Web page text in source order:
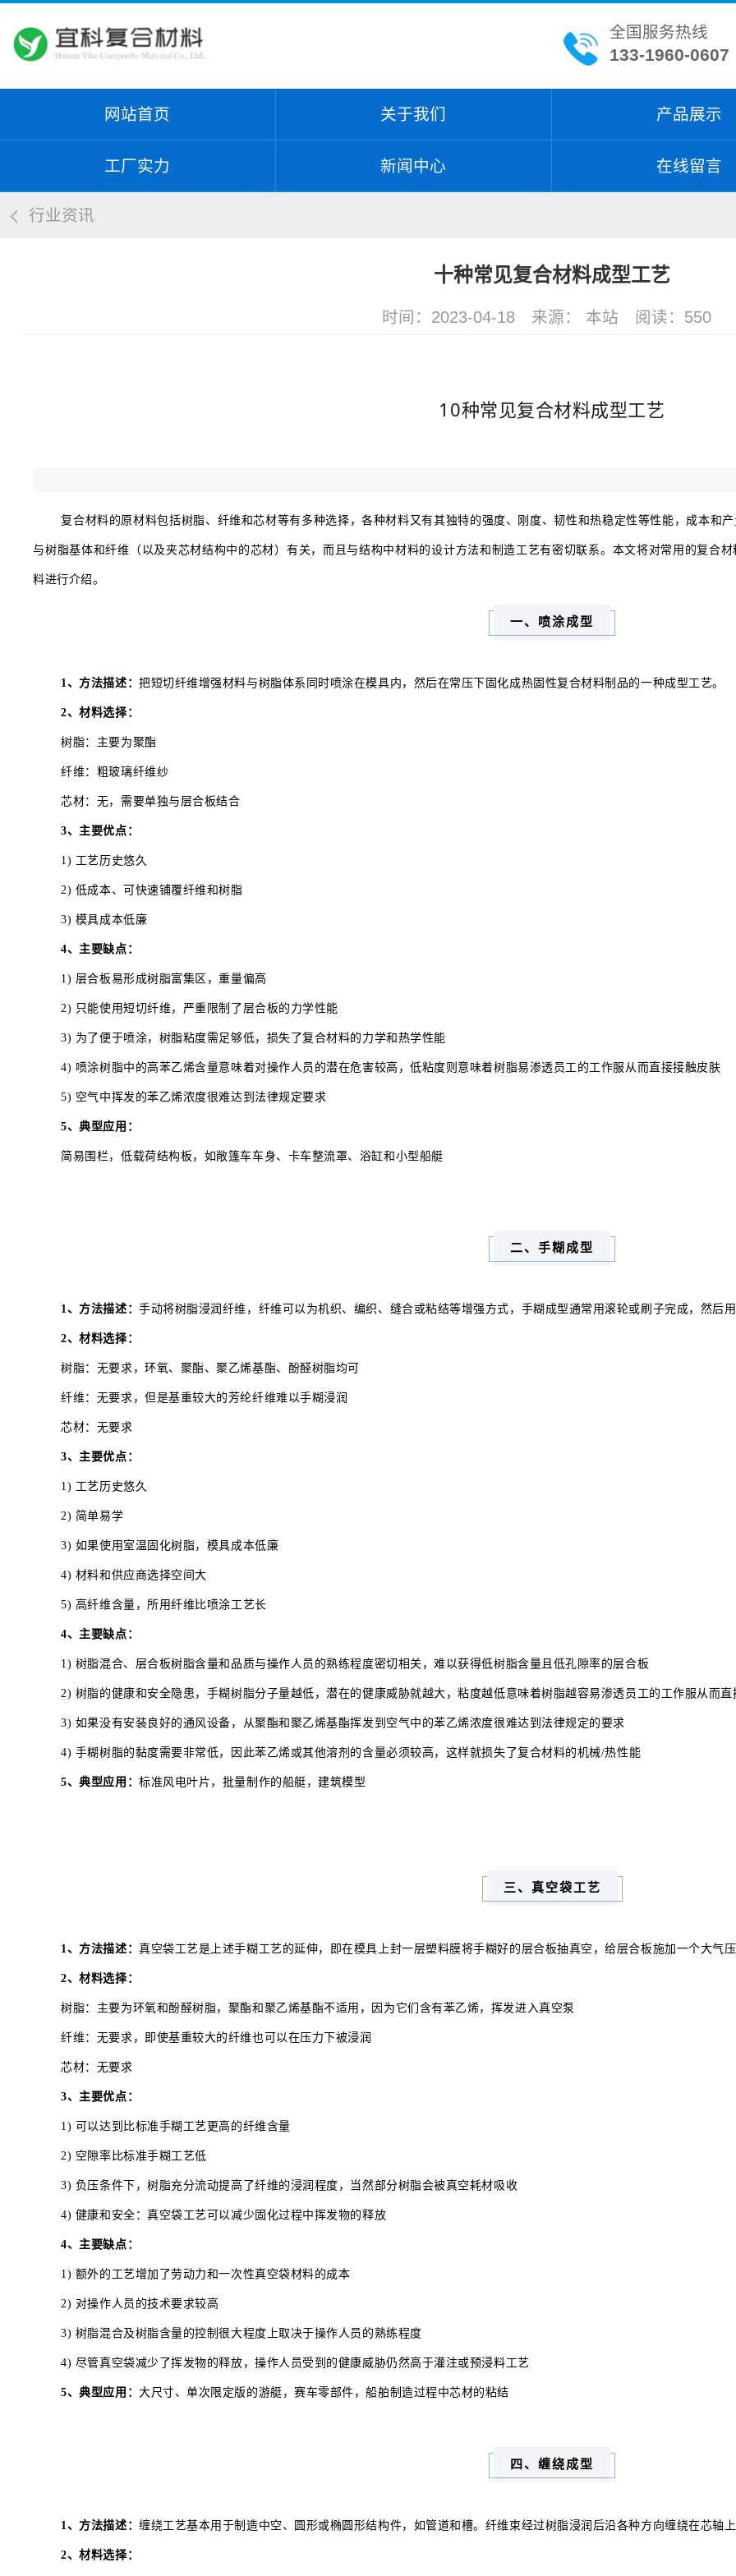
全国服务热线
133-1960-0607
网站首页 关于我们 产品展示
工厂实力 新闻中心 在线留言
行业资讯
十种常见复合材料成型工艺
时间：2023-04-18 来源： 本站 阅读： 550
10种常见复合材料成型工艺
复合材料的原材料包括树脂、纤维和芯材等有多种选择，各种材料又有其独特的强度、刚度、韧性和热稳定性等性能，成本和
与树脂基体和纤维（以及夹芯材结构中的芯材）有关，而且与结构中材料的设计方法和制造工艺有密切联系。本文将对常用的复合
料进行介绍。
一、喷涂成型
1、方法描述：把短切纤维增强材料与树脂体系同时喷涂在模具内，然后在常压下固化成热固性复合材料制品的一种成型工艺。
2、材料选择：
树脂：主要为聚酯
纤维：粗玻璃纤维纱
芯材：无，需要单独与层合板结合
3、主要优点：
1) 工艺历史悠久
2) 低成本、可快速铺覆纤维和树脂
3) 模具成本低廉
4、主要缺点：
1) 层合板易形成树脂富集区，重量偏高
2) 只能使用短切纤维，严重限制了层合板的力学性能
3) 为了便于喷涂，树脂粘度需足够低，损失了复合材料的力学和热学性能
4) 喷涂树脂中的高苯乙烯含量意味着对操作人员的潜在危害较高，低粘度则意味着树脂易渗透员工的工作服从而直接接触皮肤
5) 空气中挥发的苯乙烯浓度很难达到法律规定要求
5、典型应用：
简易围栏，低载荷结构板，如敞篷车车身、卡车整流罩、浴缸和小型船艇
二、手糊成型
1、方法描述：手动将树脂浸润纤维，纤维可以为机织、编织、缝合或粘结等增强方式，手糊成型通常用滚轮或刷子完成，然后
2、材料选择：
树脂：无要求，环氧、聚酯、聚乙烯基酯、酚醛树脂均可
纤维：无要求，但是基重较大的芳纶纤维难以手糊浸润
芯材：无要求
3、主要优点：
1) 工艺历史悠久
2) 简单易学
3) 如果使用室温固化树脂，模具成本低廉
4) 材料和供应商选择空间大
5) 高纤维含量，所用纤维比喷涂工艺长
4、主要缺点：
1) 树脂混合、层合板树脂含量和品质与操作人员的熟练程度密切相关，难以获得低树脂含量且低孔隙率的层合板
2) 树脂的健康和安全隐患，手糊树脂分子量越低，潜在的健康威胁就越大，粘度越低意味着树脂越容易渗透员工的工作服从而直
3) 如果没有安装良好的通风设备，从聚酯和聚乙烯基酯挥发到空气中的苯乙烯浓度很难达到法律规定的要求
4) 手糊树脂的黏度需要非常低，因此苯乙烯或其他溶剂的含量必须较高，这样就损失了复合材料的机械/热性能
5、典型应用：标准风电叶片，批量制作的船艇，建筑模型
三、真空袋工艺
1、方法描述：真空袋工艺是上述手糊工艺的延伸，即在模具上封一层塑料膜将手糊好的层合板抽真空，给层合板施加一个大气
2、材料选择：
树脂：主要为环氧和酚醛树脂，聚酯和聚乙烯基酯不适用，因为它们含有苯乙烯，挥发进入真空泵
纤维：无要求，即使基重较大的纤维也可以在压力下被浸润
芯材：无要求
3、主要优点：
1) 可以达到比标准手糊工艺更高的纤维含量
2) 空隙率比标准手糊工艺低
3) 负压条件下，树脂充分流动提高了纤维的浸润程度，当然部分树脂会被真空耗材吸收
4) 健康和安全：真空袋工艺可以减少固化过程中挥发物的释放
4、主要缺点：
1) 额外的工艺增加了劳动力和一次性真空袋材料的成本
2) 对操作人员的技术要求较高
3) 树脂混合及树脂含量的控制很大程度上取决于操作人员的熟练程度
4) 尽管真空袋减少了挥发物的释放，操作人员受到的健康威胁仍然高于灌注或预浸料工艺
5、典型应用：大尺寸、单次限定版的游艇，赛车零部件，船舶制造过程中芯材的粘结
四、缠绕成型
1、方法描述：缠绕工艺基本用于制造中空、圆形或椭圆形结构件，如管道和槽。纤维束经过树脂浸润后沿各种方向缠绕在芯轴
2、材料选择：